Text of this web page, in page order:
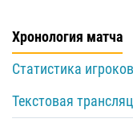
Хронология матча
Статистика игроков
Текстовая